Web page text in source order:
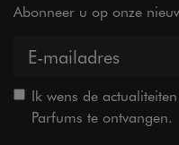
Abonneer u op onze
Ik wens de
Parfums te ontvangen.